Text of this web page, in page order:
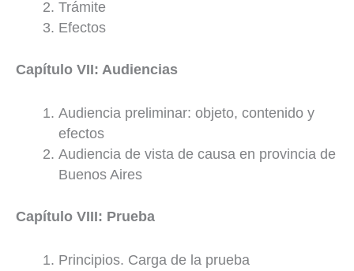
Trámite
Efectos
Capítulo VII: Audiencias
Audiencia preliminar: objeto, contenido y
efectos
Audiencia de vista de causa en provincia de
Buenos Aires
Capítulo VIII: Prueba
Principios. Carga de la prueba